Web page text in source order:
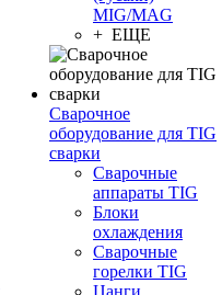
MIG/MAG
+ ЕЩЕ
Сварочное
оборудование для TIG
сварки
Сварочные
аппараты TIG
Блоки
охлаждения
Сварочные
горелки TIG
Цанги